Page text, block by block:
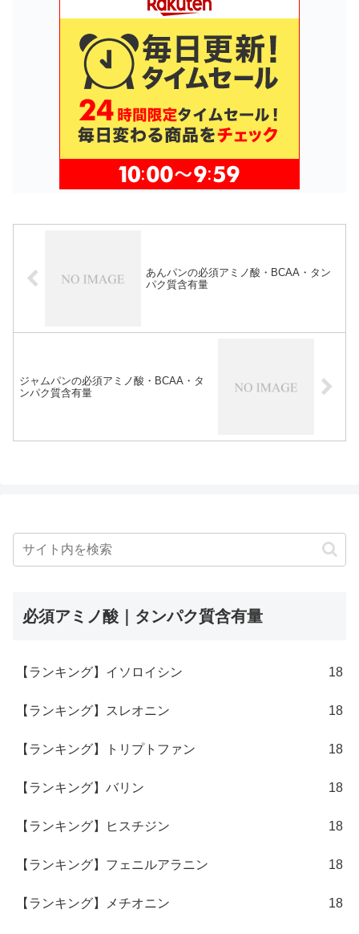
あんパンの必須アミノ酸・BCAA・タン
パク質含有量
ジャムパンの必須アミノ酸・BCAA・タ
ンパク質含有量
必須アミノ酸｜タンパク質含有量
【ランキング】イソロイシン 18
【ランキング】スレオニン 18
【ランキング】トリプトファン 18
【ランキング】バリン 18
【ランキング】ヒスチジン 18
【ランキング】フェニルアラニン 18
【ランキング】メチオニン 18